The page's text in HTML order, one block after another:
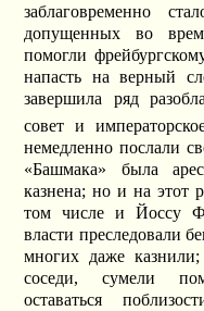
заблаговременно
допущенных во
помогли
напасть на верный
завершила ряд
совет и
немедленно послали
«Башмака» была
казнена; но и на этот
том числе и Йоссу
власти преследовали
многих даже
соседи, сумели
оставаться